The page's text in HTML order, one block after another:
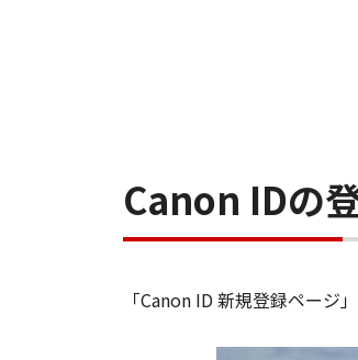
Canon IDの
「Canon ID 新規登録ページ